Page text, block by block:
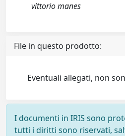
vittorio manes
File in questo prodotto:
Eventuali allegati, non
I documenti in IRIS sono
tutti i diritti sono riservati,